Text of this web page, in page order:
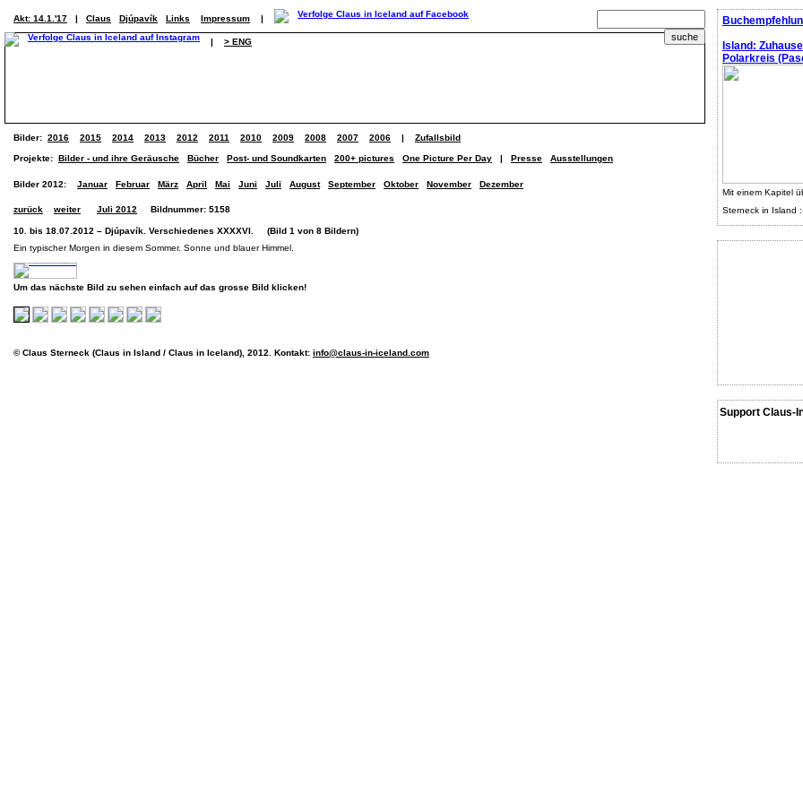
Island:
Polarkreis
Mit einem Kapitel
Sterneck in Island
Support Claus-
Akt: 14.1.'17 | Claus Djúpavík Links Impressum |
| > ENG
Bilder: 2016 2015 2014 2013 2012 2011 2010 2009 2008 2007 2006 | Zufallsbild
Projekte: Bilder - und ihre Geräusche Bücher Post- und Soundkarten 200+ pictures One Picture Per Day | Presse Ausstellungen
Bilder 2012: Januar Februar März April Mai Juni Juli August September Oktober November Dezember
zurück weiter Juli 2012 Bildnummer: 5158
10. bis 18.07.2012 – Djúpavík. Verschiedenes XXXXVI. (Bild 1 von 8 Bildern)
Ein typischer Morgen in diesem Sommer. Sonne und blauer Himmel.
Um das nächste Bild zu sehen einfach auf das grosse Bild klicken!
© Claus Sterneck (Claus in Island / Claus in Iceland), 2012. Kontakt: info@claus-in-iceland.com